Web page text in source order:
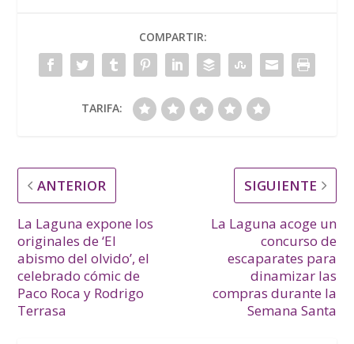
COMPARTIR:
TARIFA:
ANTERIOR
La Laguna expone los
originales de ‘El
abismo del olvido’, el
celebrado cómic de
Paco Roca y Rodrigo
Terrasa
SIGUIENTE
La Laguna acoge un
concurso de
escaparates para
dinamizar las
compras durante la
Semana Santa